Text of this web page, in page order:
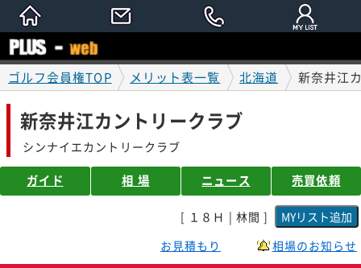
ゴルフ会員権TOP メリット表一覧 北海道 新奈井江
新奈井江カントリークラブ
シンナイエカントリークラブ
ガイド 相 場 ニュース 売買依頼
[ １８Ｈ | 林間 ]
お見積もり
相場のお知らせ